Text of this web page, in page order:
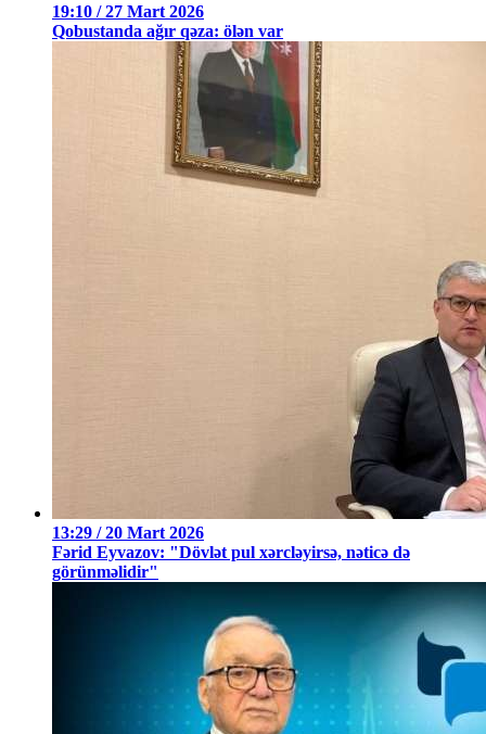
19:10 / 27 Mart 2026
Qobustanda ağır qəza: ölən var
13:29 / 20 Mart 2026
Fərid Eyvazov: "Dövlət pul xərcləyirsə, nəticə də
görünməlidir"